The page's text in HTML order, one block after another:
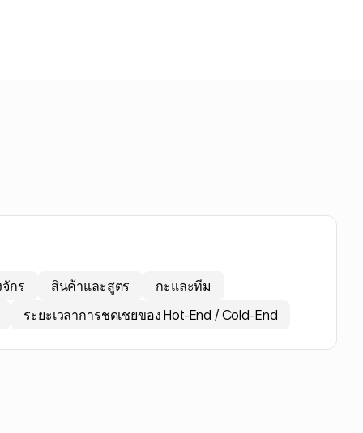
กร สินค้าและสูตร
กะและทีม
ระยะเวลาการชดเชยของ Hot-End / Cold-End